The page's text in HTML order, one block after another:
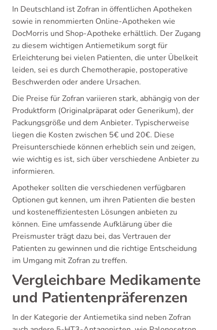
In Deutschland ist Zofran in öffentlichen Apotheken
sowie in renommierten Online-Apotheken wie
DocMorris und Shop-Apotheke erhältlich. Der Zugang
zu diesem wichtigen Antiemetikum sorgt für
Erleichterung bei vielen Patienten, die unter Übelkeit
leiden, sei es durch Chemotherapie, postoperative
Beschwerden oder andere Ursachen.
Die Preise für Zofran variieren stark, abhängig von der
Produktform (Originalpräparat oder Generikum), der
Packungsgröße und dem Anbieter. Typischerweise
liegen die Kosten zwischen 5€ und 20€. Diese
Preisunterschiede können erheblich sein und zeigen,
wie wichtig es ist, sich über verschiedene Anbieter zu
informieren.
Apotheker sollten die verschiedenen verfügbaren
Optionen gut kennen, um ihren Patienten die besten
und kosteneffizientesten Lösungen anbieten zu
können. Eine umfassende Aufklärung über die
Preismuster trägt dazu bei, das Vertrauen der
Patienten zu gewinnen und die richtige Entscheidung
im Umgang mit Zofran zu treffen.
Vergleichbare Medikamente
und Patientenpräferenzen
In der Kategorie der Antiemetika sind neben Zofran